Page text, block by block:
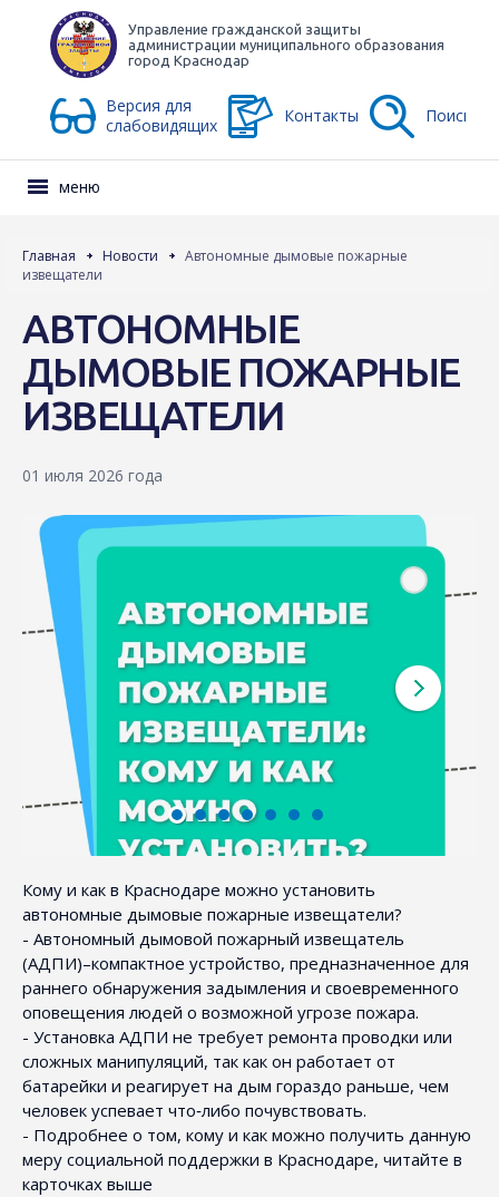
Управление гражданской защиты
администрации муниципального образования
город Краснодар
Версия для
слабовидящих
Контакты Поиск
меню
Главная Новости
Автономные дымовые пожарные
извещатели
АВТОНОМНЫЕ
ДЫМОВЫЕ ПОЖАРНЫЕ
ИЗВЕЩАТЕЛИ
01 июля 2026 года
Кому и как в Краснодаре можно установить
автономные дымовые пожарные извещатели?
- Автономный дымовой пожарный извещатель
(АДПИ)–компактное устройство, предназначенное для
раннего обнаружения задымления и своевременного
оповещения людей о возможной угрозе пожара.
- Установка АДПИ не требует ремонта проводки или
сложных манипуляций, так как он работает от
батарейки и реагирует на дым гораздо раньше, чем
человек успевает что‑либо почувствовать.
- Подробнее о том, кому и как можно получить данную
меру социальной поддержки в Краснодаре, читайте в
карточках выше